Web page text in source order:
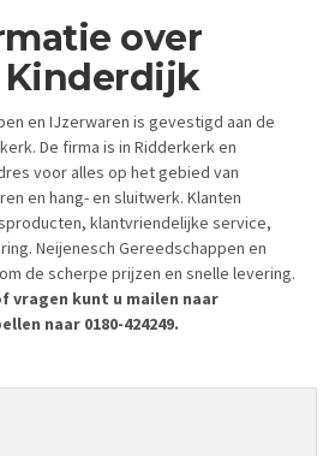
over
Kinderdijk
en IJzerwaren is gevestigd aan de
De firma is in Ridderkerk en
voor alles op het gebied van
en hang- en sluitwerk. Klanten
klantvriendelijke service,
Neijenesch Gereedschappen en
de scherpe prijzen en snelle levering.
vragen kunt u mailen naar
naar 0180-424249.